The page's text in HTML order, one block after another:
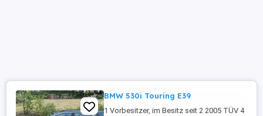
BMW 530i Touring E39
1 Vorbesitzer, im Besitz seit 2 2005 TÜV 4